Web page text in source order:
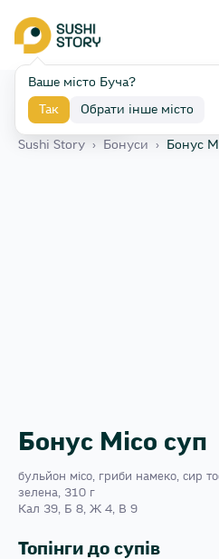
Ваше місто Буча?
Так Обрати інше місто
Назад
Sushi Story › Бонуси › Бонус
Бонус Місо суп
бульйон місо, гриби намеко, сир
зелена, 310 г
Кал 39, Б 8, Ж 4, В 9
Топінги до супів